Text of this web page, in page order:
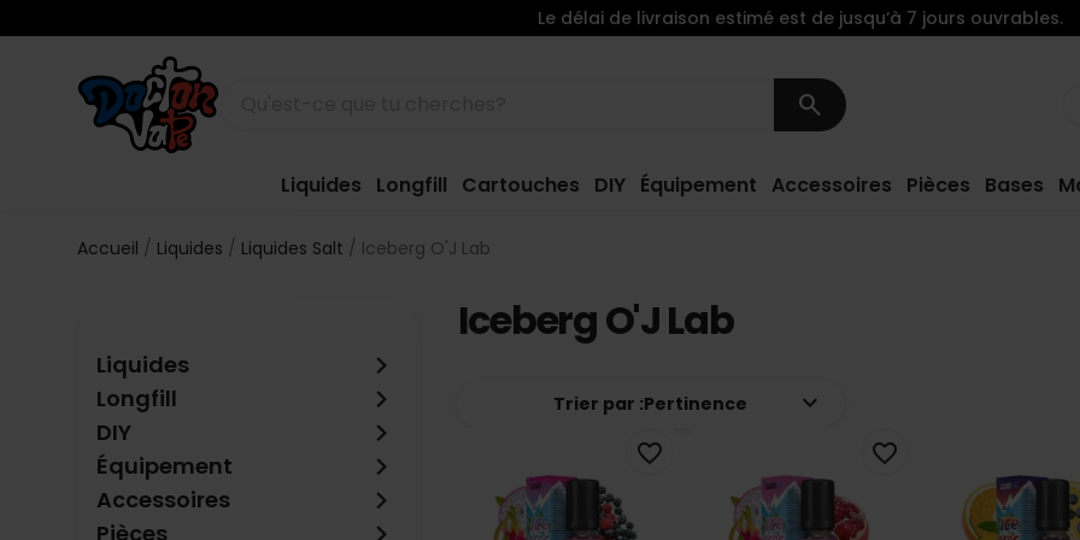
search
Liquides Longfill Cartouches DIY Équipement Accessoires Pièces Bases
Le délai de livraison estimé est de jusqu’à 7 jours ouvrables.
Accueil Liquides Liquides Salt Iceberg O'J Lab
Liquides keyboard_arrow_right
Longfill keyboard_arrow_right
DIY keyboard_arrow_right
Équipement keyboard_arrow_right
Accessoires keyboard_arrow_right
Pièces
Iceberg O'J Lab
Trier par :Pertinence keyboard_arrow_down
favorite_border favorite_border